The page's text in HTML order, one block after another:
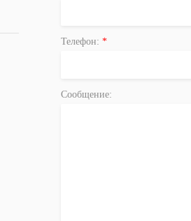
Телефон: *
Сообщение: